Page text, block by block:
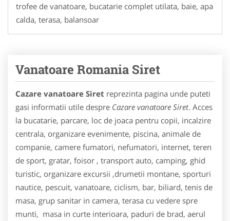
trofee de vanatoare, bucatarie complet utilata, baie, apa
calda, terasa, balansoar
Vanatoare Romania Siret
Cazare vanatoare Siret reprezinta pagina unde puteti
gasi informatii utile despre Cazare vanatoare Siret. Acces
la bucatarie, parcare, loc de joaca pentru copii, incalzire
centrala, organizare evenimente, piscina, animale de
companie, camere fumatori, nefumatori, internet, teren
de sport, gratar, foisor , transport auto, camping, ghid
turistic, organizare excursii ,drumetii montane, sporturi
nautice, pescuit, vanatoare, ciclism, bar, biliard, tenis de
masa, grup sanitar in camera, terasa cu vedere spre
munti, masa in curte interioara, paduri de brad, aerul